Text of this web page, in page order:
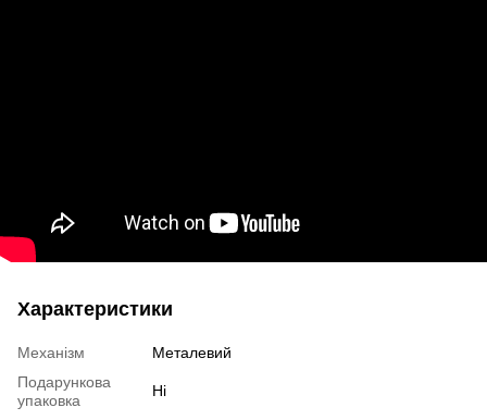
Характеристики
Механізм
Металевий
Подарункова
упаковка
Ні